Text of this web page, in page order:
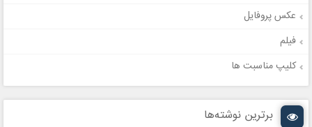
عکس پروفایل
فیلم
کلیپ مناسبت ها
برترین نوشته‌ها